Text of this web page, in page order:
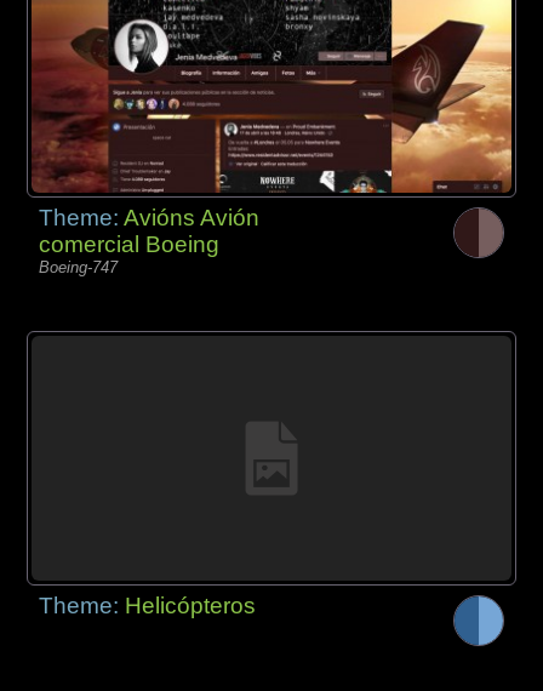
Theme:Avións Avión
comercial Boeing
Boeing-747
Theme: Helicópteros